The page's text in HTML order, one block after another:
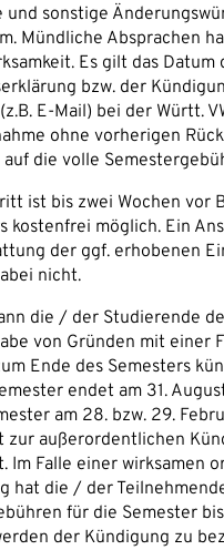
und sonstige
Mündliche Absprachen
Es gilt das Datum
bzw. der
E-Mail) bei der Württ.
ohne vorherigen
auf die volle
ist bis zwei Wochen vor
kostenfrei möglich. Ein
der ggf. erhobenen
nicht.
die / der Studierende
von Gründen mit einer
Ende des Semesters
endet am 31.
am 28. bzw. 29.
zur außerordentlichen
Im Falle einer wirksamen
hat die / der
für die Semester
der Kündigung zu